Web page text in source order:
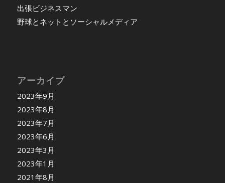
出張ビジネスマン
野球とネットとソーシャルメディア
アーカイブ
2023年9月
2023年8月
2023年7月
2023年6月
2023年3月
2023年1月
2021年8月